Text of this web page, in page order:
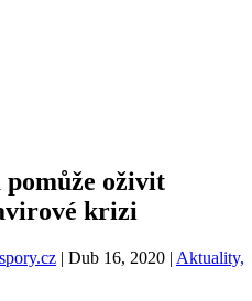
pomůže oživit
krizi
| Dub 16, 2020 | Aktuality,